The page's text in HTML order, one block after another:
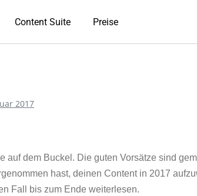
Content Suite Preise
2017
auf dem Buckel. Die guten Vorsätze sind
hast, deinen Content in 2017
Fall bis zum Ende weiterlesen.